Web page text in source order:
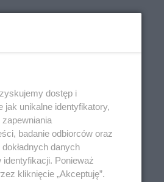
dostęp i
unikalne identyfikatory,
badanie odbiorców oraz
danych
Ponieważ
kliknięcie „Akceptuję”.